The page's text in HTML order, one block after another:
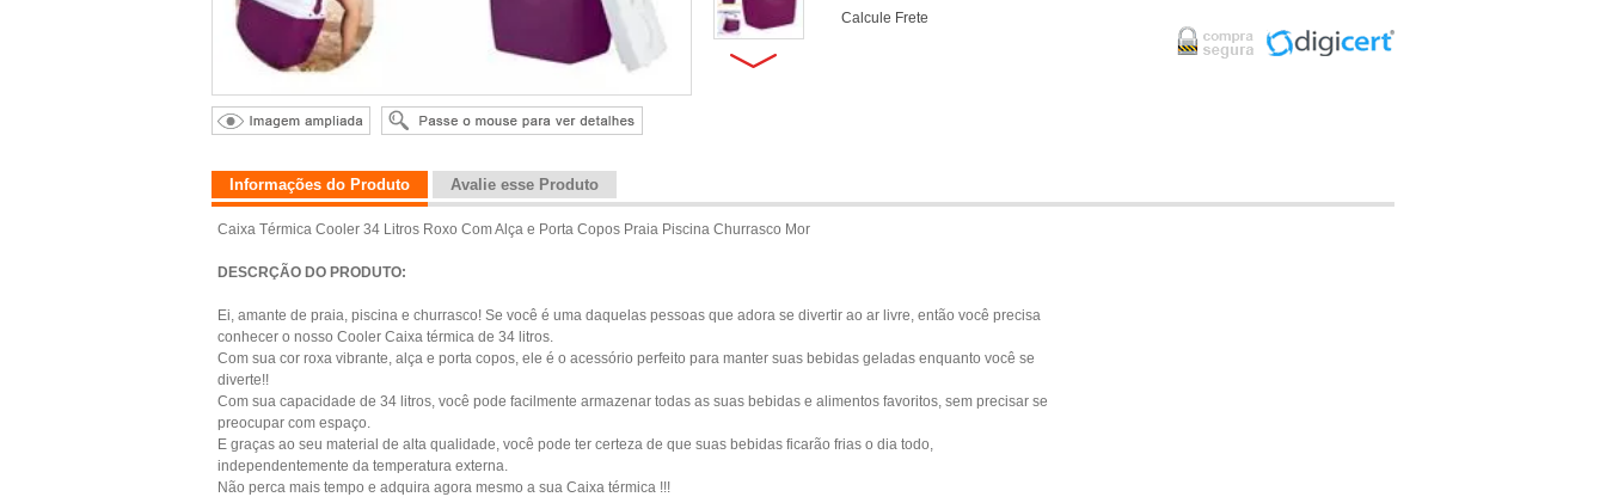
Calcule Frete
Informações do Produto Avalie esse Produto
Caixa Térmica Cooler 34 Litros Roxo Com Alça e Porta Copos Praia Piscina Churrasco Mor
DESCRÇÃO DO PRODUTO:
Ei, amante de praia, piscina e churrasco! Se você é uma daquelas pessoas que adora se divertir ao ar livre, então você precisa
conhecer o nosso Cooler Caixa térmica de 34 litros.
Com sua cor roxa vibrante, alça e porta copos, ele é o acessório perfeito para manter suas bebidas geladas enquanto você se
diverte!!
Com sua capacidade de 34 litros, você pode facilmente armazenar todas as suas bebidas e alimentos favoritos, sem precisar se
preocupar com espaço.
E graças ao seu material de alta qualidade, você pode ter certeza de que suas bebidas ficarão frias o dia todo,
independentemente da temperatura externa.
Não perca mais tempo e adquira agora mesmo a sua Caixa térmica !!!